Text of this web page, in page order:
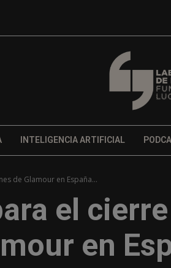
INTELIGENCIA ARTIFICIAL
de Glamour en España...
el
en